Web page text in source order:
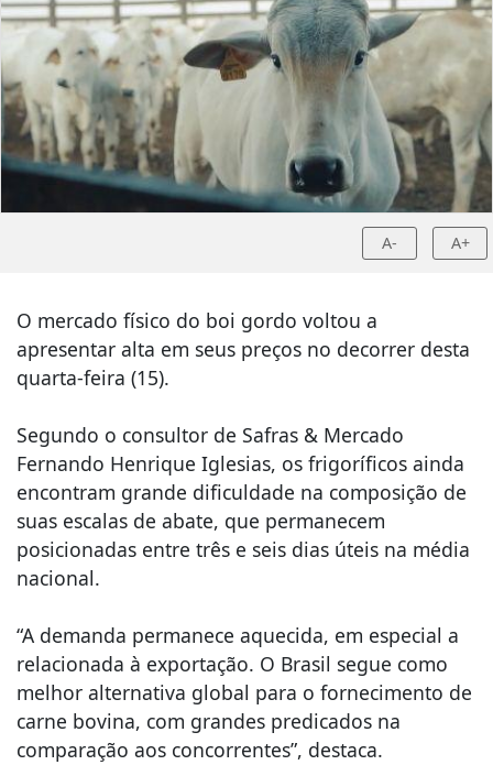
A- A+
O mercado físico do boi gordo voltou a
apresentar alta em seus preços no decorrer desta
quarta-feira (15).
Segundo o consultor de Safras & Mercado
Fernando Henrique Iglesias, os frigoríficos ainda
encontram grande dificuldade na composição de
suas escalas de abate, que permanecem
posicionadas entre três e seis dias úteis na média
nacional.
“A demanda permanece aquecida, em especial a
relacionada à exportação. O Brasil segue como
melhor alternativa global para o fornecimento de
carne bovina, com grandes predicados na
comparação aos concorrentes”, destaca.